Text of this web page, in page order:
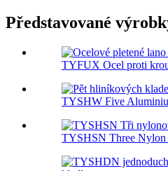
Představované
TYFUX Ocel proti
TYSHW Five
TYSHSN Three Nylon